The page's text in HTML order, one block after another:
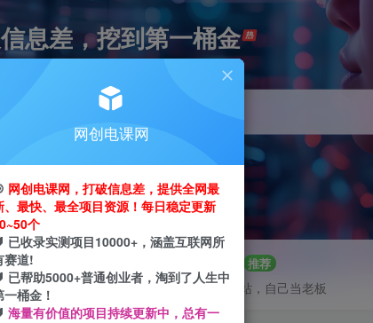
息差，挖到第一桶金
抖音 小红书 直播 剪辑 电商
路子。
推荐
搭建同款网站，自己当老板
网创电课网
网创电课网，打破信息差，提供全网最
、最快、最全项目资源！每日稳定更新
个
已收录实测项目10000+，涵盖互联网所
赛道!
已帮助5000+普通创业者，淘到了人生中
一桶金！
海量有价值的项目持续更新中，总有一